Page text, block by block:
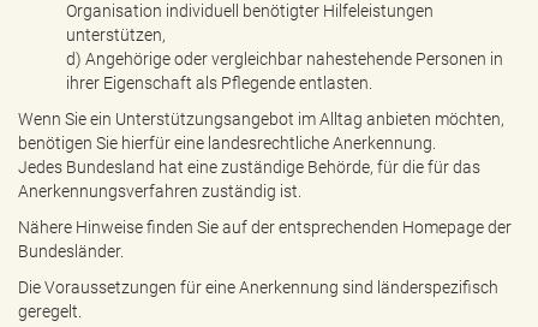
Organisation individuell benötigter Hilfeleistungen
unterstützen,
d) Angehörige oder vergleichbar nahestehende Personen in
ihrer Eigenschaft als Pflegende entlasten.
Wenn Sie ein Unterstützungsangebot im Alltag anbieten möchten,
benötigen Sie hierfür eine landesrechtliche Anerkennung.
Jedes Bundesland hat eine zuständige Behörde, für die für das
Anerkennungsverfahren zuständig ist.
Nähere Hinweise finden Sie auf der entsprechenden Homepage der
Bundesländer.
Die Voraussetzungen für eine Anerkennung sind länderspezifisch
geregelt.